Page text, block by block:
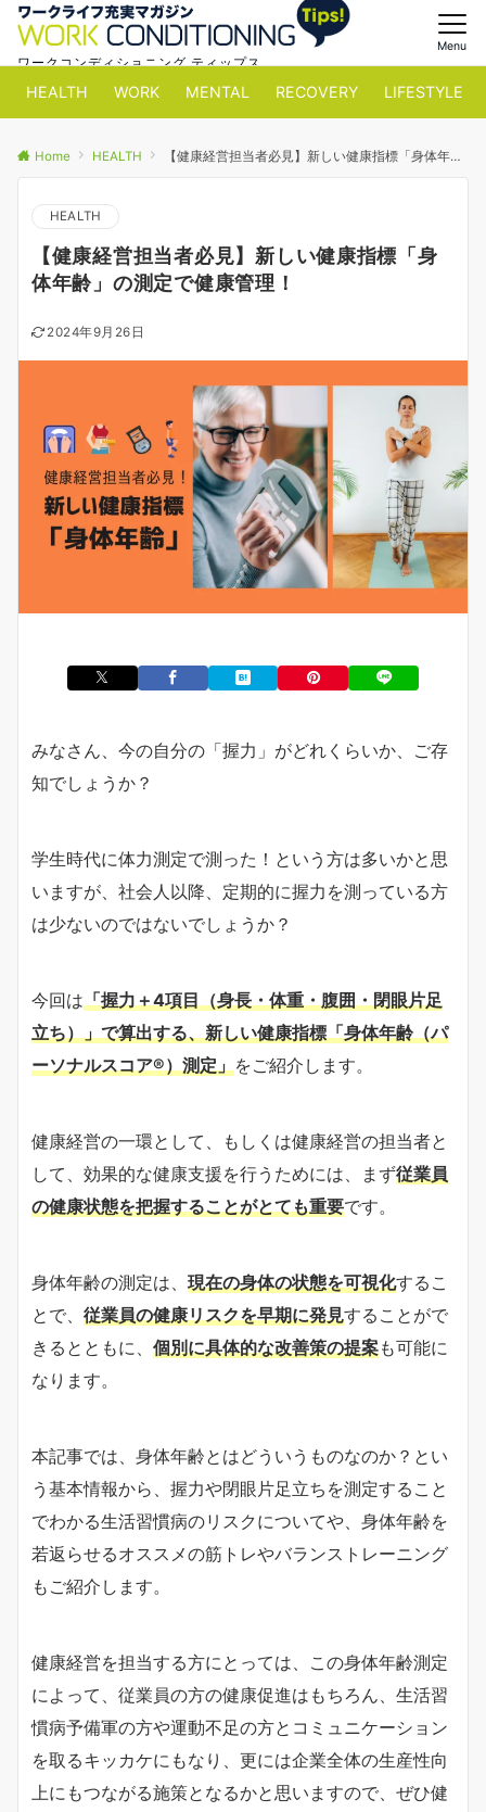
ワークコンディショニング ティップス
Menu
HEALTH WORK MENTAL RECOVERY LIFESTYLE
Home HEALTH 【健康経営担当者必見】新しい健康指標「身体年齢」の測定で健康管理！
HEALTH
【健康経営担当者必見】新しい健康指標「身
体年齢」の測定で健康管理！
2024年9月26日
みなさん、今の自分の「握力」がどれくらいか、ご存
知でしょうか？
学生時代に体力測定で測った！という方は多いかと思
いますが、社会人以降、定期的に握力を測っている方
は少ないのではないでしょうか？
今回は 「握力＋4項目（身長・体重・腹囲・閉眼片足
立ち）」で算出する、新しい健康指標「身体年齢（パ
ーソナルスコア®）測定」 をご紹介します。
健康経営の一環として、もしくは健康経営の担当者と
して、効果的な健康支援を行うためには、まず従業員
の健康状態を把握することがとても重要です。
身体年齢の測定は、 現在の身体の状態を可視化するこ
とで、 従業員の健康リスクを早期に発見することがで
きるとともに、 個別に具体的な改善策の提案も可能に
なります。
本記事では、身体年齢とはどういうものなのか？とい
う基本情報から、握力や閉眼片足立ちを測定すること
でわかる生活習慣病のリスクについてや、身体年齢を
若返らせるオススメの筋トレやバランストレーニング
もご紹介します。
健康経営を担当する方にとっては、この身体年齢測定
によって、従業員の方の健康促進はもちろん、生活習
慣病予備軍の方や運動不足の方とコミュニケーション
を取るキッカケにもなり、更には企業全体の生産性向
上にもつながる施策となるかと思いますので、ぜひ健